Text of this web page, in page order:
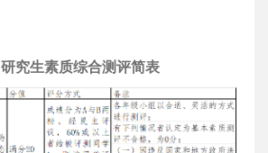
研究生素质综合测评简表